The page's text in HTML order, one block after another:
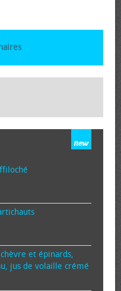
et épinards,
jus de volaille crémé